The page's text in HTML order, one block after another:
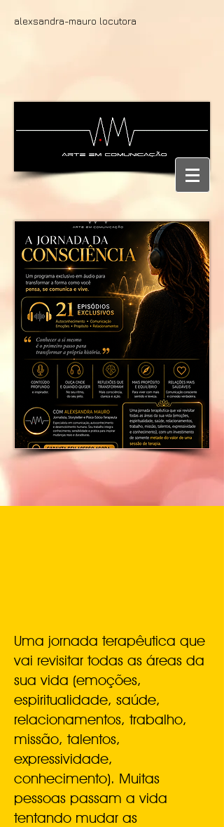
alexsandra-mauro locutora
Uma jornada terapêutica que
vai revisitar todas as áreas da
sua vida (emoções,
espiritualidade, saúde,
relacionamentos, trabalho,
missão, talentos,
expressividade,
conhecimento). Muitas
pessoas passam a vida
tentando mudar as